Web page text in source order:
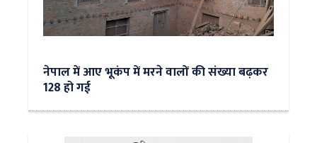
नेपाल में आए भूकंप में मरने वालों की संख्या बढ़कर
128 हो गई